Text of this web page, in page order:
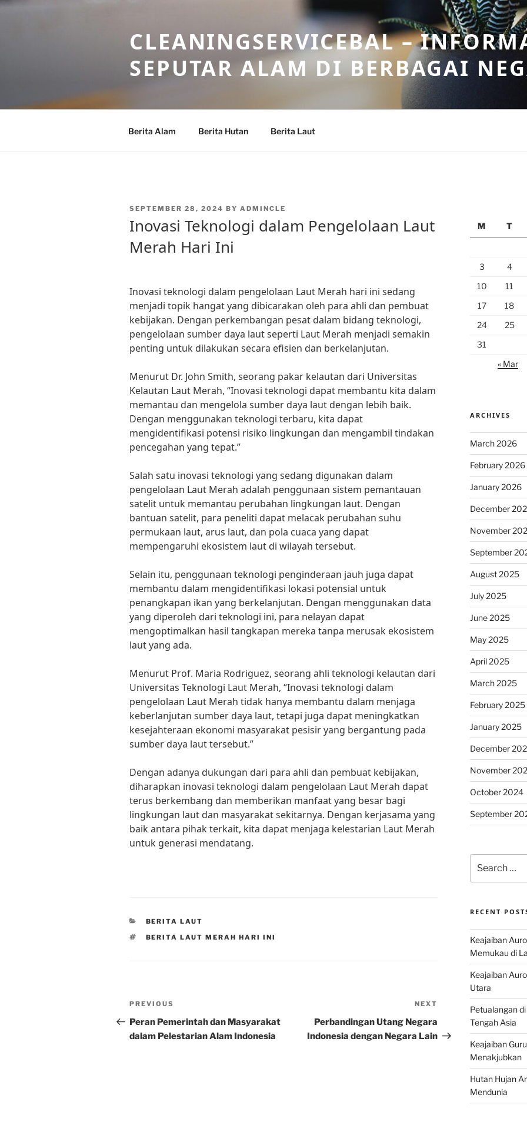
Skip
CLEANINGSERVICEBAL –
SEPUTAR ALAM DI BERBAGAI
Berita Alam Berita Hutan Berita Laut
POSTED
SEPTEMBER 28, 2024 BY ADMINCLE
Inovasi Teknologi dalam Pengelolaan Laut
Merah Hari Ini
Inovasi teknologi dalam pengelolaan Laut Merah hari ini sedang
menjadi topik hangat yang dibicarakan oleh para ahli dan pembuat
kebijakan. Dengan perkembangan pesat dalam bidang teknologi,
pengelolaan sumber daya laut seperti Laut Merah menjadi semakin
penting untuk dilakukan secara efisien dan berkelanjutan.
Menurut Dr. John Smith, seorang pakar kelautan dari Universitas
Kelautan Laut Merah, “Inovasi teknologi dapat membantu kita dalam
memantau dan mengelola sumber daya laut dengan lebih baik.
Dengan menggunakan teknologi terbaru, kita dapat
mengidentifikasi potensi risiko lingkungan dan mengambil tindakan
pencegahan yang tepat.”
Salah satu inovasi teknologi yang sedang digunakan dalam
pengelolaan Laut Merah adalah penggunaan sistem pemantauan
satelit untuk memantau perubahan lingkungan laut. Dengan
bantuan satelit, para peneliti dapat melacak perubahan suhu
permukaan laut, arus laut, dan pola cuaca yang dapat
mempengaruhi ekosistem laut di wilayah tersebut.
Selain itu, penggunaan teknologi penginderaan jauh juga dapat
membantu dalam mengidentifikasi lokasi potensial untuk
penangkapan ikan yang berkelanjutan. Dengan menggunakan data
yang diperoleh dari teknologi ini, para nelayan dapat
mengoptimalkan hasil tangkapan mereka tanpa merusak ekosistem
laut yang ada.
Menurut Prof. Maria Rodriguez, seorang ahli teknologi kelautan dari
Universitas Teknologi Laut Merah, “Inovasi teknologi dalam
pengelolaan Laut Merah tidak hanya membantu dalam menjaga
keberlanjutan sumber daya laut, tetapi juga dapat meningkatkan
kesejahteraan ekonomi masyarakat pesisir yang bergantung pada
sumber daya laut tersebut.”
Dengan adanya dukungan dari para ahli dan pembuat kebijakan,
diharapkan inovasi teknologi dalam pengelolaan Laut Merah dapat
terus berkembang dan memberikan manfaat yang besar bagi
lingkungan laut dan masyarakat sekitarnya. Dengan kerjasama yang
baik antara pihak terkait, kita dapat menjaga kelestarian Laut Merah
untuk generasi mendatang.
CATEGORIES
BERITA LAUT
TAGS
BERITA LAUT MERAH HARI INI
Post
navigation
Previous
Post
PREVIOUS
Peran Pemerintah dan Masyarakat
dalam Pelestarian Alam Indonesia
NEXT
Perbandingan Utang Negara
Indonesia dengan Negara Lain
M
T
3
4
10
11
17
18
24
25
31
« Mar
ARCHIVES
March 2026
February 2026
January 2026
December
November
September
August 2025
July 2025
June 2025
May 2025
April 2025
March 2025
February 2025
January 2025
December
November
October 2024
September
for:
RECENT
Keajaiban
Memukau di
Keajaiban
Utara
Petualangan
Tengah Asia
Keajaiban
Menakjubkan
Hutan Hujan
Mendunia